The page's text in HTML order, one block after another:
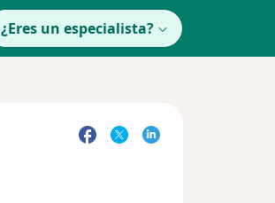
¿Eres un especialista?